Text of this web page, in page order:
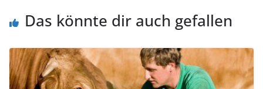
Das könnte dir auch gefallen